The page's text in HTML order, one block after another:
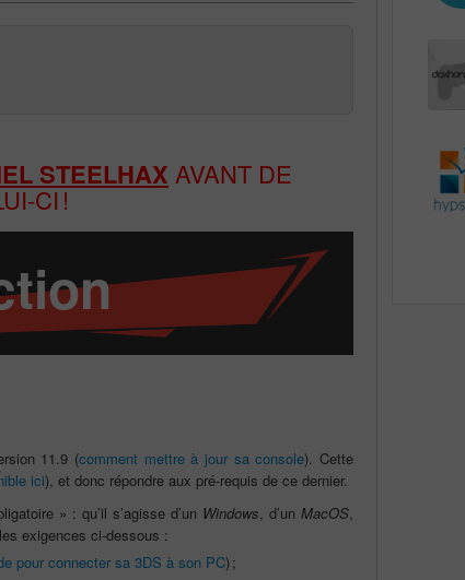
STEELHAX AVANT DE
CI !
11.9 (comment mettre à jour sa console). Cette
ici), et donc répondre aux pré-requis de ce dernier.
» : qu’il s’agisse d’un Windows, d’unMacOS,
exigences ci-dessous :
pour connecter sa 3DS à son PC) ;